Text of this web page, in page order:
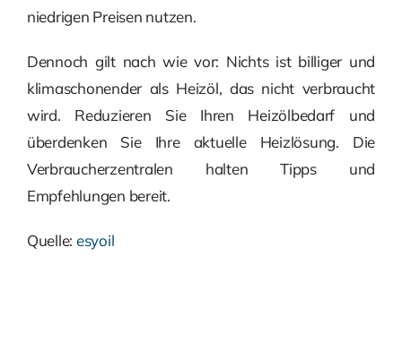
niedrigen Preisen nutzen.
Dennoch gilt nach wie vor: Nichts ist billiger und
klimaschonender als Heizöl, das nicht verbraucht
wird. Reduzieren Sie Ihren Heizölbedarf und
überdenken Sie Ihre aktuelle Heizlösung. Die
Verbraucherzentralen halten Tipps und
Empfehlungen bereit.
Quelle: esyoil